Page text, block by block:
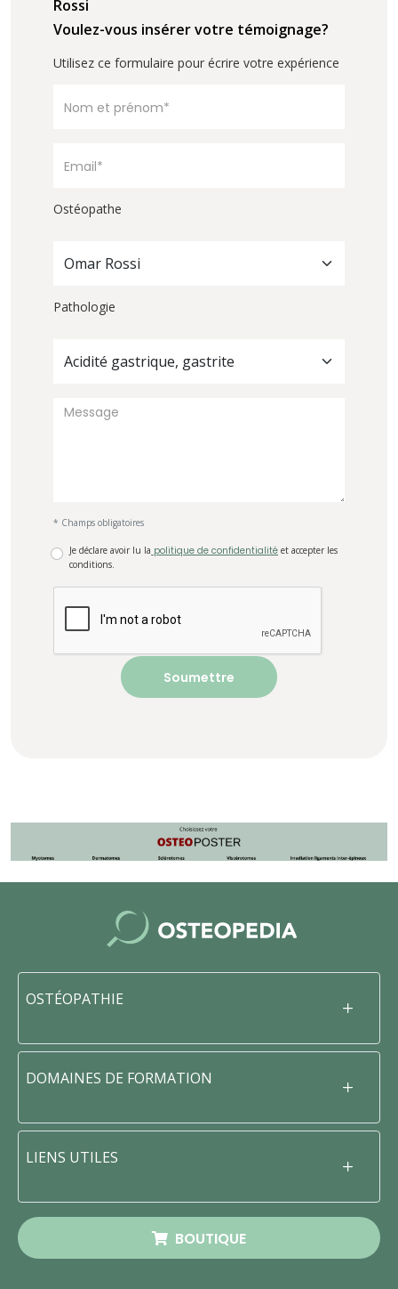
Rossi
Voulez-vous insérer votre témoignage?
Utilisez ce formulaire pour écrire votre expérience
Ostéopathe
Omar Rossi
Pathologie
Acidité gastrique, gastrite
* Champs obligatoires
Je déclare avoir lu la politique de confidentialité et accepter les
conditions.
OSTÉOPATHIE
DOMAINES DE FORMATION
LIENS UTILES
BOUTIQUE